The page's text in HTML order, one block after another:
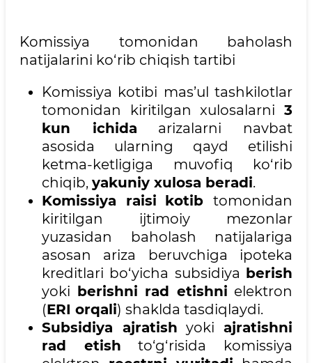
Komissiya tomonidan baholash
natijalarini ko‘rib chiqish tartibi
Komissiya kotibi mas’ul tashkilotlar
tomonidan kiritilgan xulosalarni 3
kun ichida arizalarni navbat
asosida ularning qayd etilishi
ketma-ketligiga muvofiq ko‘rib
chiqib, yakuniy xulosa beradi.
Komissiya raisi
kotibtomonidan
kiritilgan ijtimoiy mezonlar
yuzasidan baholash natijalariga
asosan ariza beruvchiga ipoteka
kreditlari bo‘yicha subsidiya berish
yoki
berishni rad etishni elektron
(ERI orqali) shaklda tasdiqlaydi.
Subsidiya ajratish yokiajratishni
rad etish to‘g‘risida komissiya